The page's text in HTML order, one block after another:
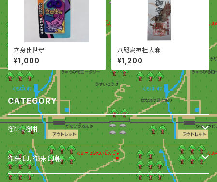
立身出世守
¥1,000
八咫烏神社大麻
¥1,200
CATEGORY
御守、御札
御守
御朱印、御朱印帳